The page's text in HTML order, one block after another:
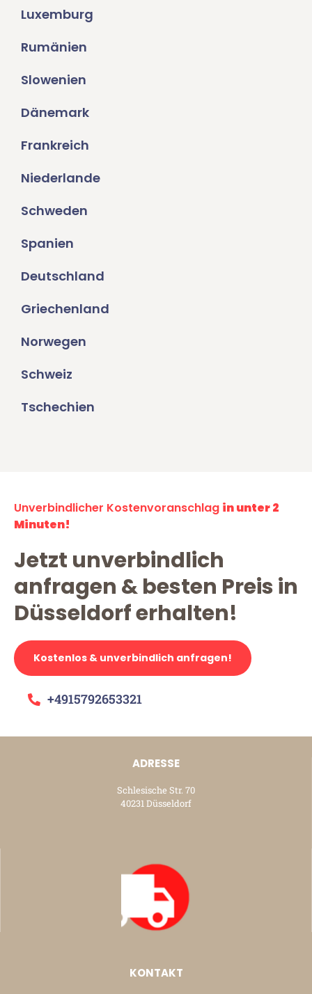
Luxemburg
Rumänien
Slowenien
Dänemark
Frankreich
Niederlande
Schweden
Spanien
Deutschland
Griechenland
Norwegen
Schweiz
Tschechien
Unverbindlicher Kostenvoranschlag in unter 2
Minuten!
Jetzt unverbindlich
anfragen & besten Preis in
Düsseldorf erhalten!
Kostenlos & unverbindlich anfragen!
+4915792653321
ADRESSE
Schlesische Str. 70
40231 Düsseldorf
KONTAKT